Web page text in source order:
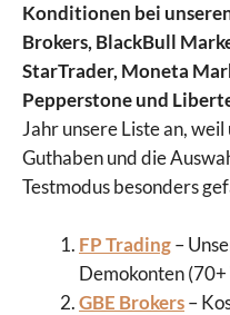
Konditionen bei
Brokers, BlackBull
StarTrader, Moneta
Pepperstone und
Jahr unsere Liste an,
Guthaben und die
Testmodus besonders
FP Trading–
Demokonten
GBE Brokers–